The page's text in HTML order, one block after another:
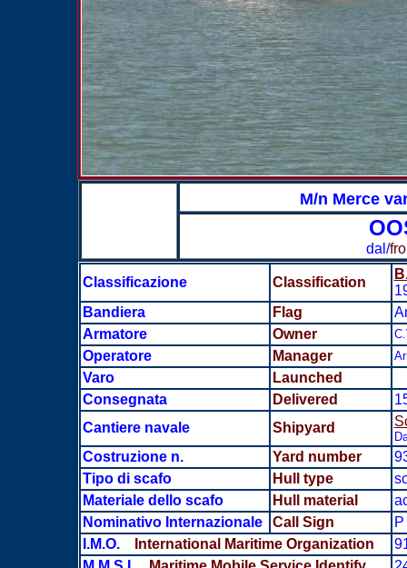
M/n Merce
dal/
Classificazione Classification
Bandiera
Flag
Armatore
Owner
Operatore Manager
Varo
Launched
Consegnata
Delivered
Cantiere navale
Shipyard
Costruzione n. Yard number
Tipo di scafo
Hull type
Materiale dello scafo
Hull material
Nominativo Internazionale
Call Sign
I.M.O.
International Maritime Organization